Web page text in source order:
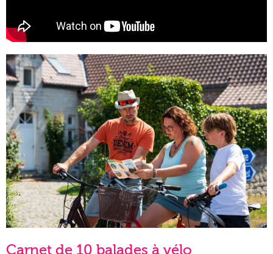
Carnet de 10 balades à vélo